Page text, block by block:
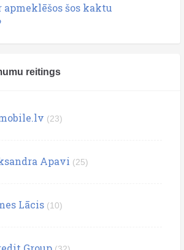
apmeklēšos šos kaktu
reitings
(23)
Apavi (25)
Lācis (10)